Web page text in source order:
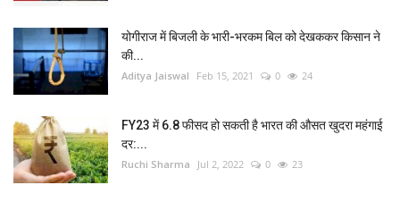
योगीराज में बिजली के भारी-भरकम बिल को देखककर किसान ने
की...
Aditya Jaiswal Feb 15, 2021 0 24
FY23 में 6.8 फीसद हो सकती है भारत की औसत खुदरा महंगाई
दर:...
Ruchi Sharma Jul 2, 2022 0 23